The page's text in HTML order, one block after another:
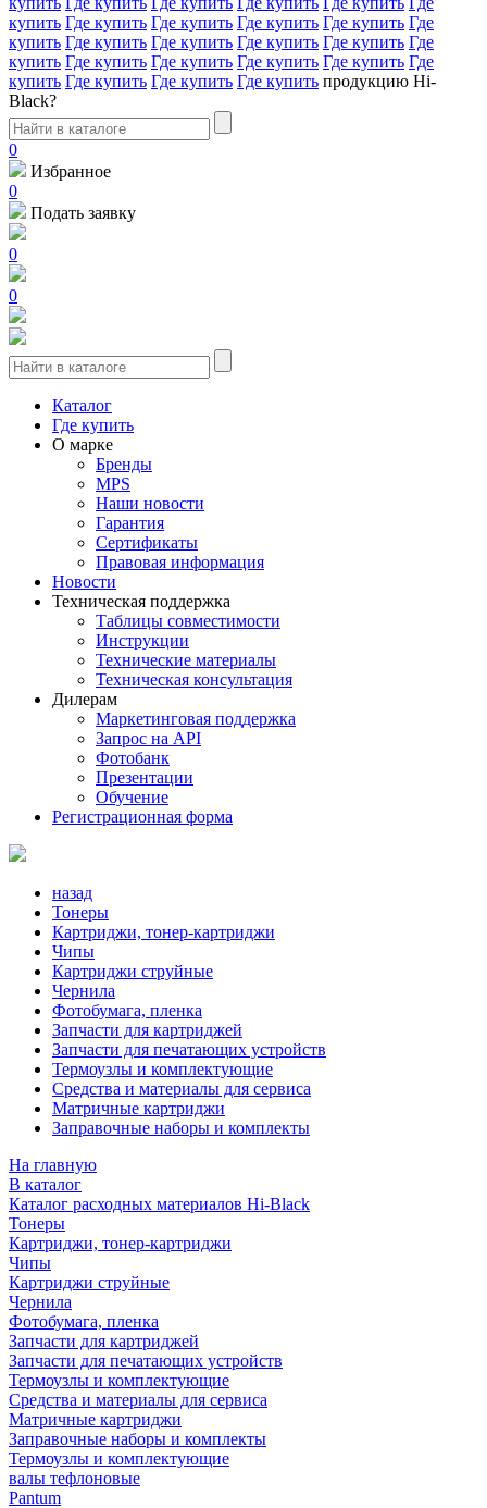
купить Где купить Где купить Где купить Где купить Где
купить Где купить Где купить Где купить Где купить Где
купить Где купить Где купить Где купить Где купить Где
купить Где купить Где купить Где купить продукцию Hi-
Black?
0
Избранное
0
Подать заявку
0
0
Каталог
Где купить
О марке
Бренды
MPS
Наши новости
Гарантия
Сертификаты
Правовая информация
Новости
Техническая поддержка
Таблицы совместимости
Инструкции
Технические материалы
Техническая консультация
Дилерам
Маркетинговая поддержка
Запрос на API
Фотобанк
Презентации
Обучение
Регистрационная форма
назад
Тонеры
Картриджи, тонер-картриджи
Чипы
Картриджи струйные
Чернила
Фотобумага, пленка
Запчасти для картриджей
Запчасти для печатающих устройств
Термоузлы и комплектующие
Средства и материалы для сервиса
Матричные картриджи
Заправочные наборы и комплекты
На главную
В каталог
Каталог расходных материалов Hi-Black
Тонеры
Картриджи, тонер-картриджи
Чипы
Картриджи струйные
Чернила
Фотобумага, пленка
Запчасти для картриджей
Запчасти для печатающих устройств
Термоузлы и комплектующие
Средства и материалы для сервиса
Матричные картриджи
Заправочные наборы и комплекты
Термоузлы и комплектующие
валы тефлоновые
Pantum